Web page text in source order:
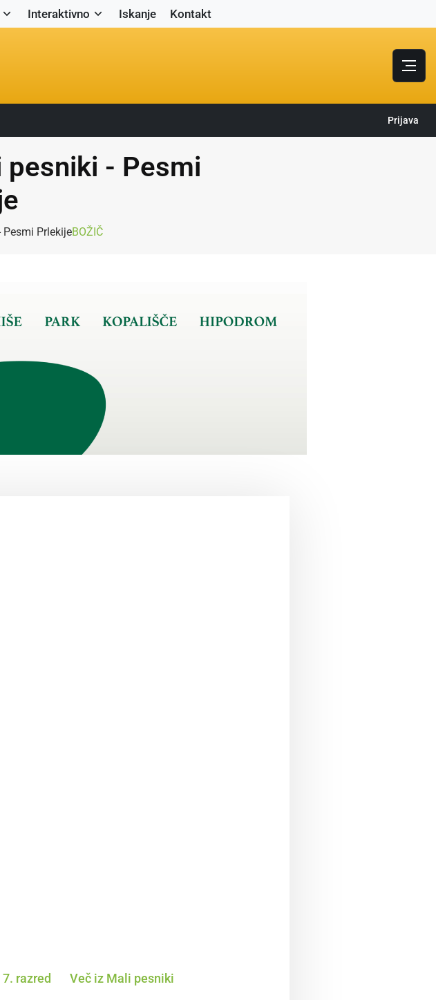
Interaktivno Iskanje Kontakt
Prijava
pesniki - Pesmi
PrlekijeBOŽIČ
razred Več iz Mali pesniki